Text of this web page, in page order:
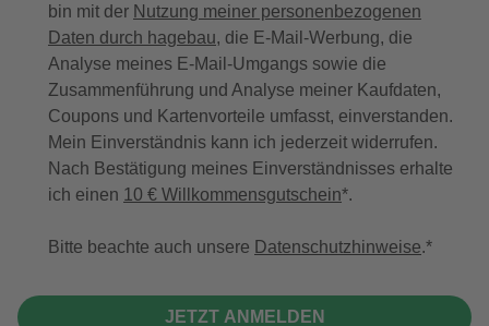
bin mit der Nutzung meiner personenbezogenen
Daten durch hagebau, die E-Mail-Werbung, die
Analyse meines E-Mail-Umgangs sowie die
Zusammenführung und Analyse meiner Kaufdaten,
Coupons und Kartenvorteile umfasst, einverstanden.
Mein Einverständnis kann ich jederzeit widerrufen.
Nach Bestätigung meines Einverständnisses erhalte
ich einen 10 € Willkommensgutschein*.
Bitte beachte auch unsere Datenschutzhinweise.
JETZT ANMELDEN